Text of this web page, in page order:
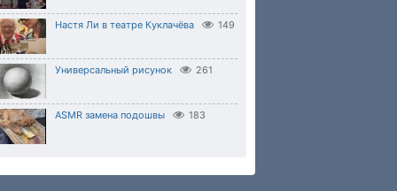
Настя Ли в театре Куклачёва 149
Универсальный рисунок 261
ASMR замена подошвы 183